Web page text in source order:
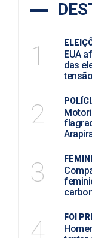
1
EUA
das
2
3
4 FOI